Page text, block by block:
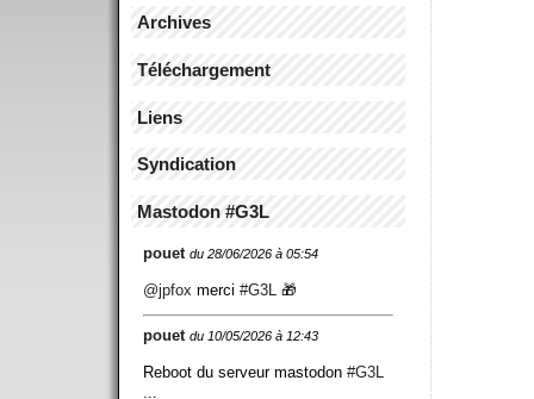
Archives
Téléchargement
Liens
Syndication
Mastodon #G3L
pouet du 28/06/2026 à 05:54
@jpfox merci #G3L 🎁
pouet du 10/05/2026 à 12:43
Reboot du serveur mastodon #G3L